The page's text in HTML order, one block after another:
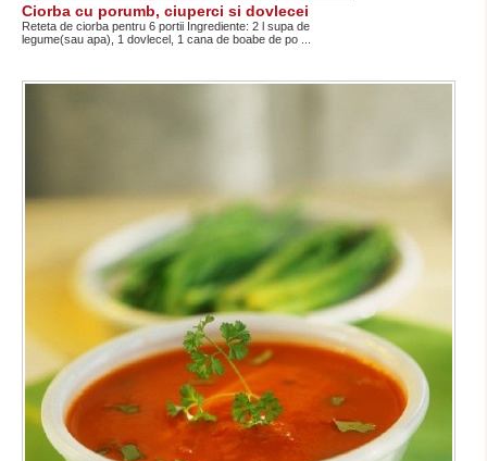
Ciorba cu porumb, ciuperci si dovlecei
Reteta de ciorba pentru 6 portii Ingrediente: 2 l supa de
legume(sau apa), 1 dovlecel, 1 cana de boabe de po ...